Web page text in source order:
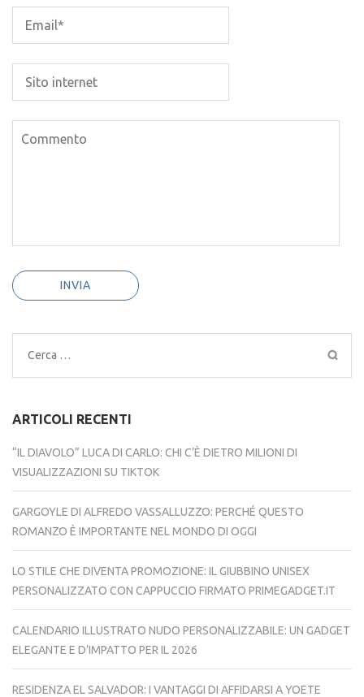
Ricerca
per:
ARTICOLI RECENTI
“IL DIAVOLO” LUCA DI CARLO: CHI C’È DIETRO MILIONI DI
VISUALIZZAZIONI SU TIKTOK
GARGOYLE DI ALFREDO VASSALLUZZO: PERCHÉ QUESTO
ROMANZO È IMPORTANTE NEL MONDO DI OGGI
LO STILE CHE DIVENTA PROMOZIONE: IL GIUBBINO UNISEX
PERSONALIZZATO CON CAPPUCCIO FIRMATO PRIMEGADGET.IT
CALENDARIO ILLUSTRATO NUDO PERSONALIZZABILE: UN GADGET
ELEGANTE E D’IMPATTO PER IL 2026
RESIDENZA EL SALVADOR: I VANTAGGI DI AFFIDARSI A YOETE